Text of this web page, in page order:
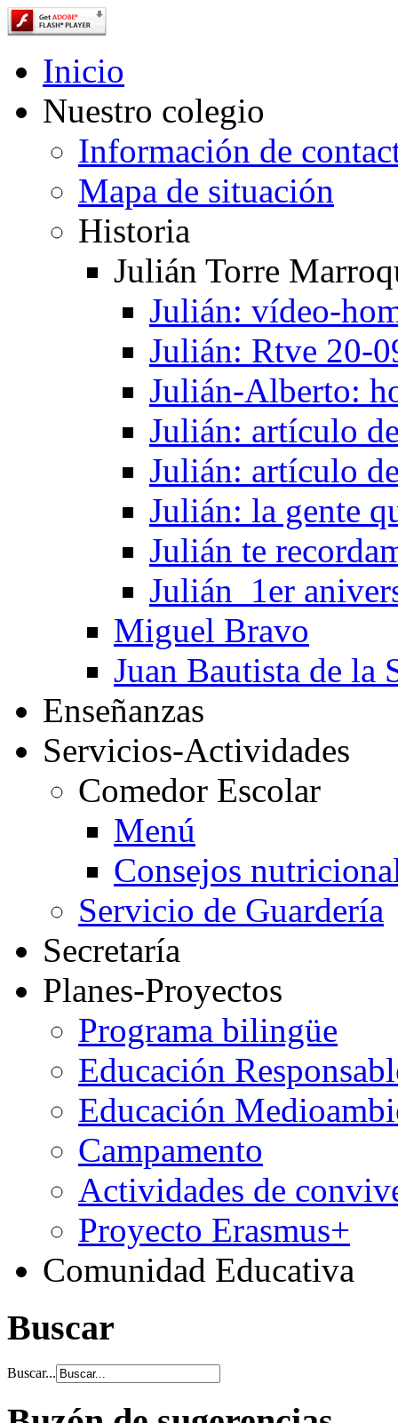
Inicio
Nuestro colegio
Información de
Mapa de situación
Historia
Julián Torre
Julián: vídeo-
Julián: Rtve 20-
Julián-Alberto:
Julián: artículo
Julián: artículo
Julián: la gente
Julián te
Julián_1er
Miguel Bravo
Juan Bautista de la
Enseñanzas
Servicios-Actividades
Comedor Escolar
Menú
Consejos
Servicio de Guardería
Secretaría
Planes-Proyectos
Programa bilingüe
Educación
Educación
Campamento
Actividades de
Proyecto Erasmus+
Comunidad Educativa
Buscar
Buscar...